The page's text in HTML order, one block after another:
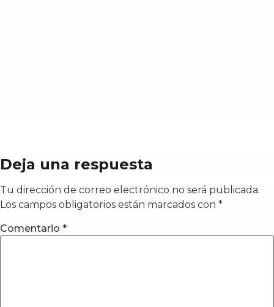
Deja una respuesta
Tu dirección de correo electrónico no será publicada.
Los campos obligatorios están marcados con *
Comentario *